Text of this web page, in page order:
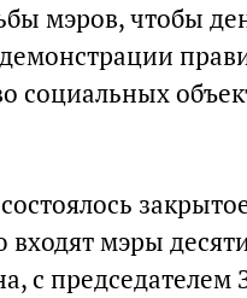
мэров, чтобы
социальных
входят мэры
с председателем